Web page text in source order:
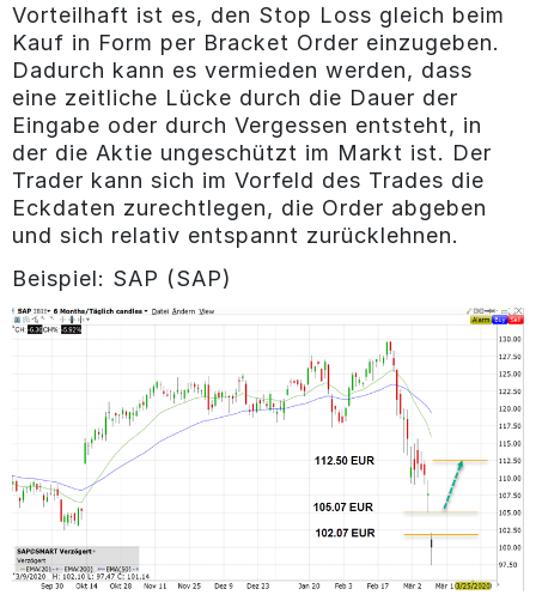
Vorteilhaft ist es, den Stop Loss gleich beim
Kauf in Form per Bracket Order einzugeben.
Dadurch kann es vermieden werden, dass
eine zeitliche Lücke durch die Dauer der
Eingabe oder durch Vergessen entsteht, in
der die Aktie ungeschützt im Markt ist. Der
Trader kann sich im Vorfeld des Trades die
Eckdaten zurechtlegen, die Order abgeben
und sich relativ entspannt zurücklehnen.
Beispiel: SAP (SAP)